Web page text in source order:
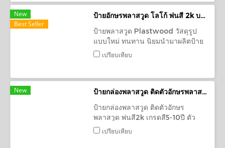
บ้านเลขที่พลาสวูด
New
Best Seller
ป้ายอักษรพลาสวูด โลโก้ พ่นสี 2k บริษัท อินสไปร์ บอดี้&บิ้วตี้
ป้ายพลาสวูด Plastwood วัสดุรูป
แบบใหม่ ทนทาน นิยมนำมาผลิตป้าย
ป้ายตัวอักษร ป้ายตัวอักษรนูน ป้ายพื้น
เปรียบเทียบ
New
ป้ายกล่องพลาสวูด ติดตัวอักษรพลาสวูด พ่นสี2k เกรดสี5-10ปี บ.Best Express สาขา อ.เพ็ญ
ป้ายกล่องพลาสวูด ติดตัวอักษร
พลาสวูด พ่นสี2k เกรดสี5-10ปี ตัว
อักษรพลาสวูด ป้ายพลาสวูด
เปรียบเทียบ